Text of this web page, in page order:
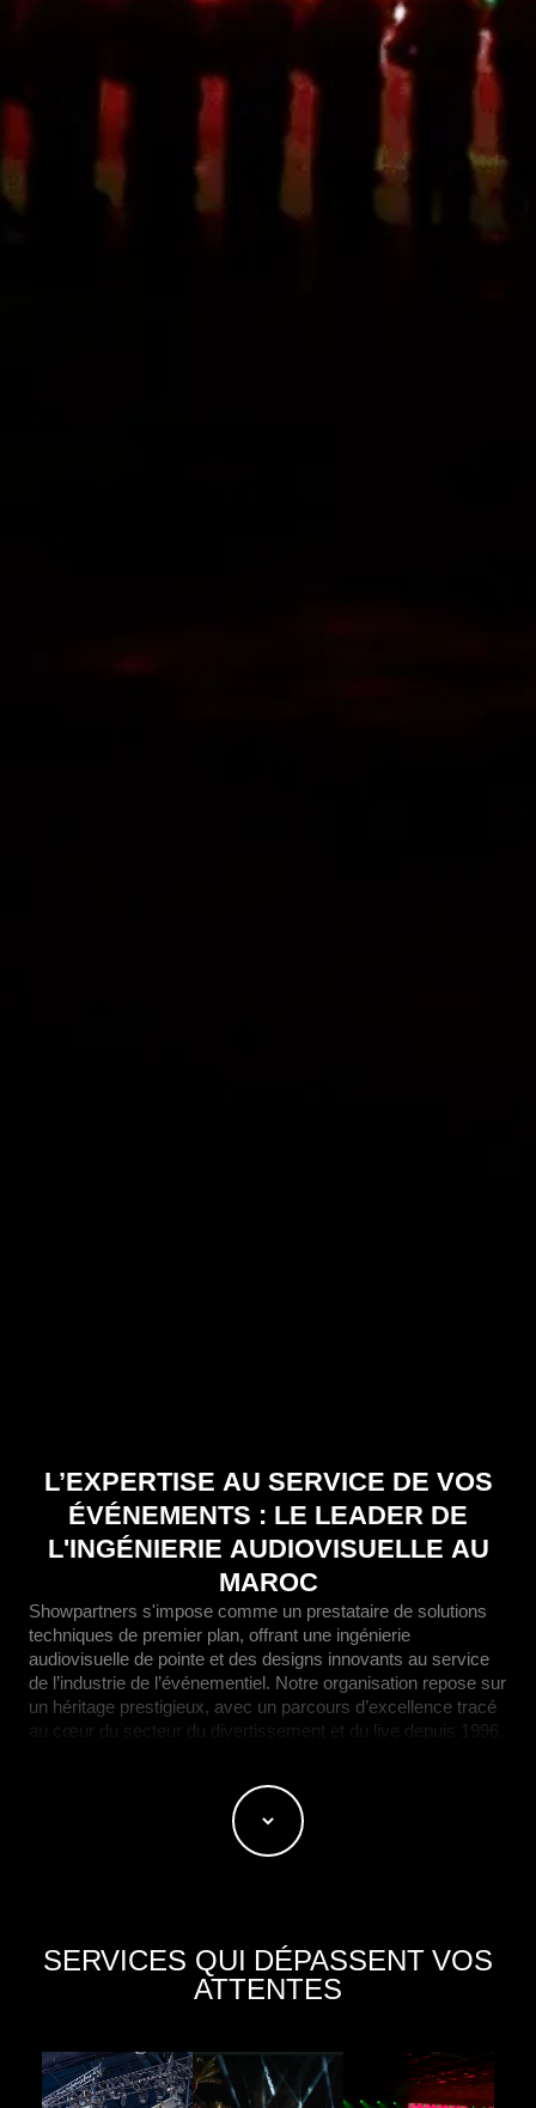
L’EXPERTISE AU SERVICE DE VOS
ÉVÉNEMENTS : LE LEADER DE
L'INGÉNIERIE AUDIOVISUELLE AU
MAROC
Showpartners s'impose comme un prestataire de solutions
techniques de premier plan, offrant une ingénierie
audiovisuelle de pointe et des designs innovants au service
de l’industrie de l’événementiel. Notre organisation repose sur
un héritage prestigieux, avec un parcours d’excellence tracé
au cœur du secteur du divertissement et du live depuis 1996.
Basés à Marrakech, notre dévouement absolu nous a
propulsés au rang de partenaire stratégique pour les entités
les plus influentes de la région, des institutions
gouvernementales aux entreprises internationales de renom.
Pour transformer chaque concept en une expérience
Audio de Précision :Systèmes L-Acoustics K2 et
Kara II, consoles DiGiCo Quantum 338.
SERVICES QUI DÉPASSENT VOS
ATTENTES